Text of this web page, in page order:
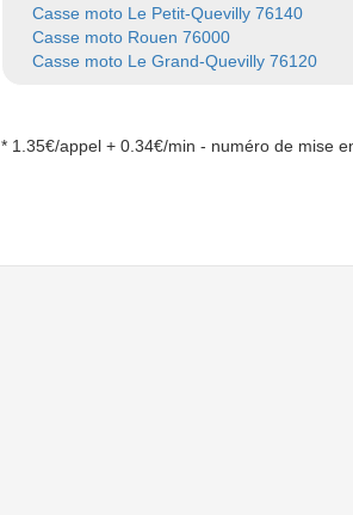
Casse moto Le Petit-Quevilly 76140
Casse moto Rouen 76000
Casse moto Le Grand-Quevilly 76120
* 1.35€/appel + 0.34€/min - numéro de mise